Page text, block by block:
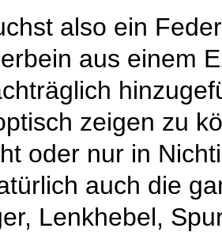
also ein
aus einem
zeigen zu
oder nur in
auch die
Lenkhebel,